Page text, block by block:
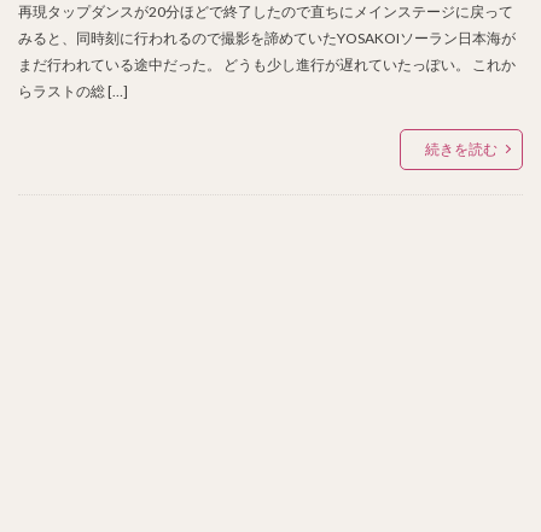
再現タップダンスが20分ほどで終了したので直ちにメインステージに戻って
みると、同時刻に行われるので撮影を諦めていたYOSAKOIソーラン日本海が
まだ行われている途中だった。 どうも少し進行が遅れていたっぽい。 これか
らラストの総 […]
続きを読む